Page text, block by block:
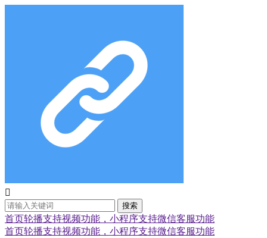

搜索
首页轮播支持视频功能，小程序支持微信客服功能
首页轮播支持视频功能，小程序支持微信客服功能